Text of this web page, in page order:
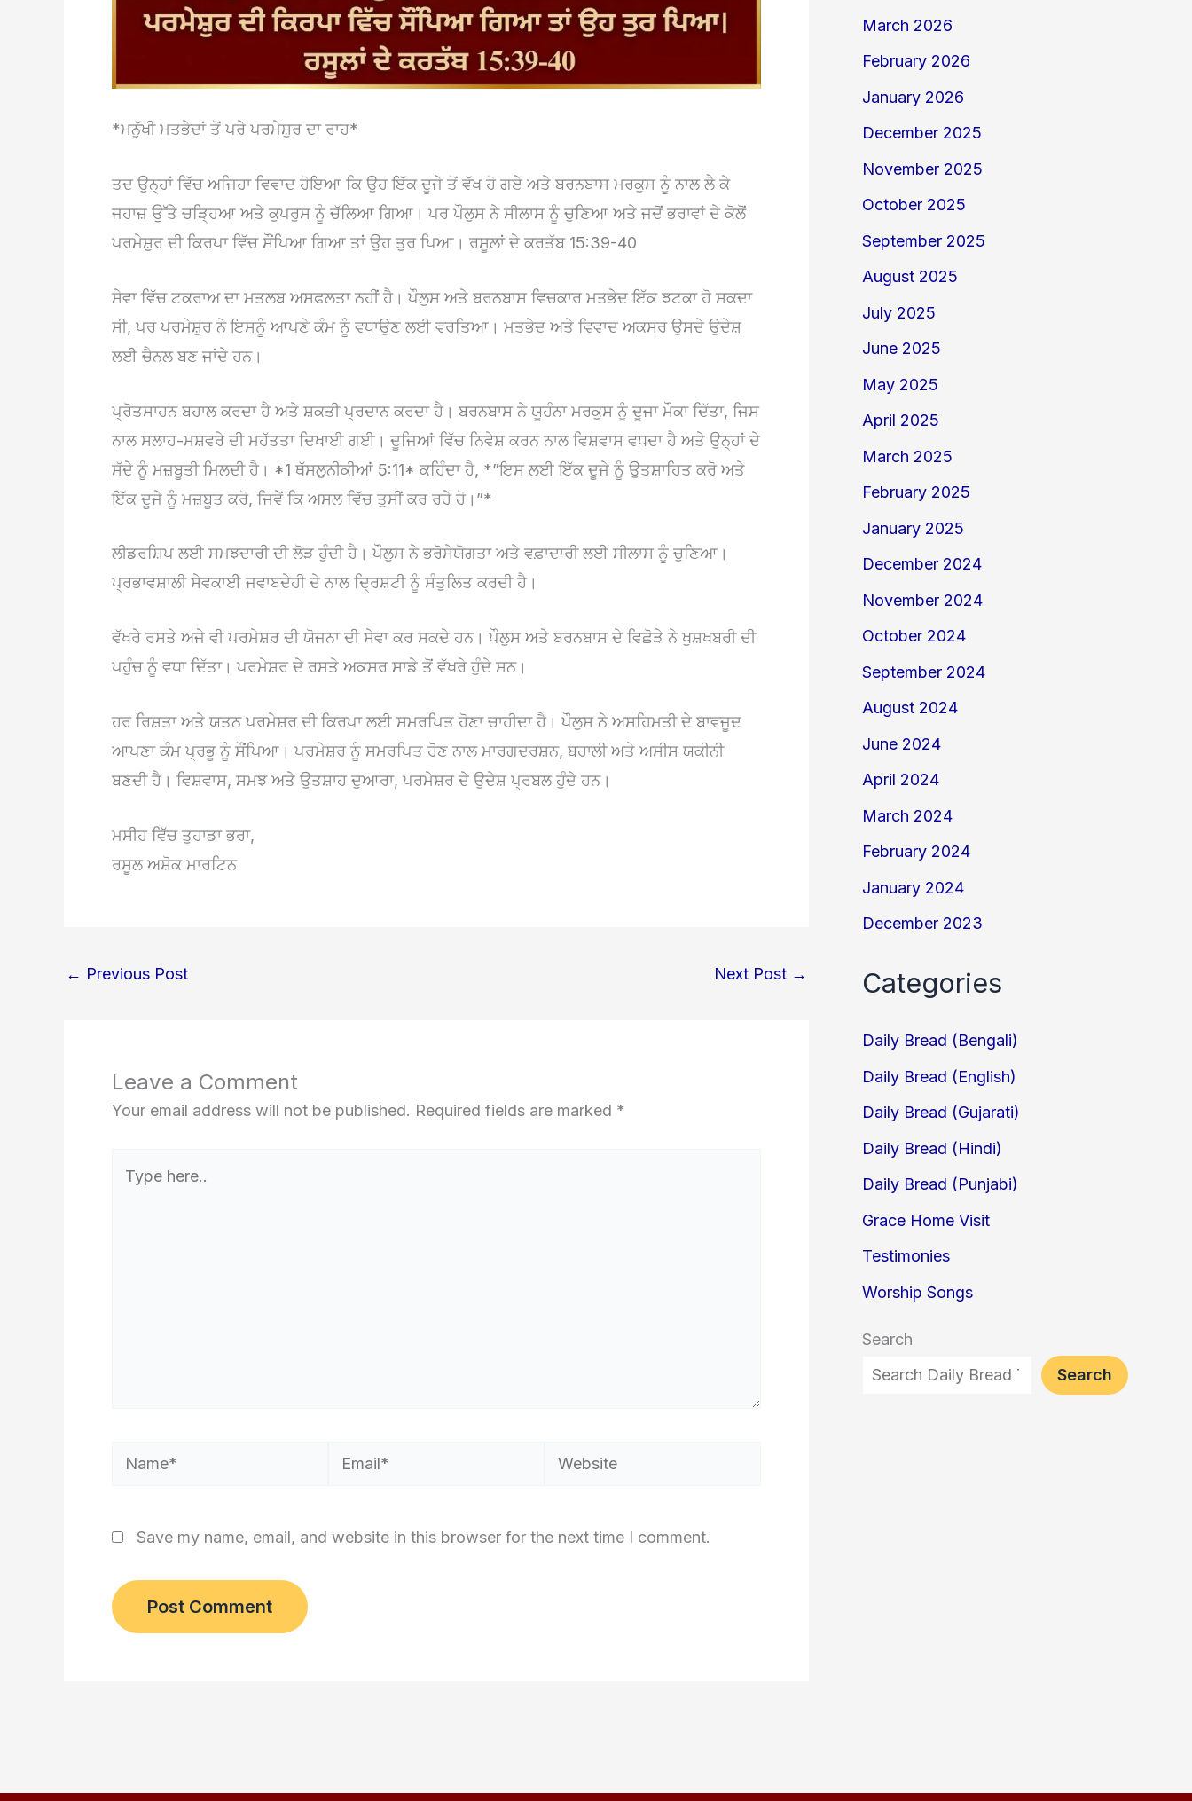
*ਮਨੁੱਖੀ ਮਤਭੇਦਾਂ ਤੋਂ ਪਰੇ ਪਰਮੇਸ਼ੁਰ ਦਾ ਰਾਹ*
ਤਦ ਉਨ੍ਹਾਂ ਵਿੱਚ ਅਜਿਹਾ ਵਿਵਾਦ ਹੋਇਆ ਕਿ ਉਹ ਇੱਕ ਦੂਜੇ ਤੋਂ ਵੱਖ ਹੋ ਗਏ ਅਤੇ ਬਰਨਬਾਸ ਮਰਕੁਸ ਨੂੰ ਨਾਲ ਲੈ ਕੇ
ਜਹਾਜ਼ ਉੱਤੇ ਚੜ੍ਹਿਆ ਅਤੇ ਕੁਪਰੁਸ ਨੂੰ ਚੱਲਿਆ ਗਿਆ। ਪਰ ਪੌਲੁਸ ਨੇ ਸੀਲਾਸ ਨੂੰ ਚੁਣਿਆ ਅਤੇ ਜਦੋਂ ਭਰਾਵਾਂ ਦੇ ਕੋਲੋਂ
ਪਰਮੇਸ਼ੁਰ ਦੀ ਕਿਰਪਾ ਵਿੱਚ ਸੌਂਪਿਆ ਗਿਆ ਤਾਂ ਉਹ ਤੁਰ ਪਿਆ। ਰਸੂਲਾਂ ਦੇ ਕਰਤੱਬ 15:39-40
ਸੇਵਾ ਵਿੱਚ ਟਕਰਾਅ ਦਾ ਮਤਲਬ ਅਸਫਲਤਾ ਨਹੀਂ ਹੈ। ਪੌਲੁਸ ਅਤੇ ਬਰਨਬਾਸ ਵਿਚਕਾਰ ਮਤਭੇਦ ਇੱਕ ਝਟਕਾ ਹੋ ਸਕਦਾ
ਸੀ, ਪਰ ਪਰਮੇਸ਼ੁਰ ਨੇ ਇਸਨੂੰ ਆਪਣੇ ਕੰਮ ਨੂੰ ਵਧਾਉਣ ਲਈ ਵਰਤਿਆ। ਮਤਭੇਦ ਅਤੇ ਵਿਵਾਦ ਅਕਸਰ ਉਸਦੇ ਉਦੇਸ਼
ਲਈ ਚੈਨਲ ਬਣ ਜਾਂਦੇ ਹਨ।
ਪ੍ਰੋਤਸਾਹਨ ਬਹਾਲ ਕਰਦਾ ਹੈ ਅਤੇ ਸ਼ਕਤੀ ਪ੍ਰਦਾਨ ਕਰਦਾ ਹੈ। ਬਰਨਬਾਸ ਨੇ ਯੂਹੰਨਾ ਮਰਕੁਸ ਨੂੰ ਦੂਜਾ ਮੌਕਾ ਦਿੱਤਾ, ਜਿਸ
ਨਾਲ ਸਲਾਹ-ਮਸ਼ਵਰੇ ਦੀ ਮਹੱਤਤਾ ਦਿਖਾਈ ਗਈ। ਦੂਜਿਆਂ ਵਿੱਚ ਨਿਵੇਸ਼ ਕਰਨ ਨਾਲ ਵਿਸ਼ਵਾਸ ਵਧਦਾ ਹੈ ਅਤੇ ਉਨ੍ਹਾਂ ਦੇ
ਸੱਦੇ ਨੂੰ ਮਜ਼ਬੂਤੀ ਮਿਲਦੀ ਹੈ। *1 ਥੱਸਲੁਨੀਕੀਆਂ 5:11* ਕਹਿੰਦਾ ਹੈ, *”ਇਸ ਲਈ ਇੱਕ ਦੂਜੇ ਨੂੰ ਉਤਸ਼ਾਹਿਤ ਕਰੋ ਅਤੇ
ਇੱਕ ਦੂਜੇ ਨੂੰ ਮਜ਼ਬੂਤ ਕਰੋ, ਜਿਵੇਂ ਕਿ ਅਸਲ ਵਿੱਚ ਤੁਸੀਂ ਕਰ ਰਹੇ ਹੋ।”*
ਲੀਡਰਸ਼ਿਪ ਲਈ ਸਮਝਦਾਰੀ ਦੀ ਲੋੜ ਹੁੰਦੀ ਹੈ। ਪੌਲੁਸ ਨੇ ਭਰੋਸੇਯੋਗਤਾ ਅਤੇ ਵਫ਼ਾਦਾਰੀ ਲਈ ਸੀਲਾਸ ਨੂੰ ਚੁਣਿਆ।
ਪ੍ਰਭਾਵਸ਼ਾਲੀ ਸੇਵਕਾਈ ਜਵਾਬਦੇਹੀ ਦੇ ਨਾਲ ਦ੍ਰਿਸ਼ਟੀ ਨੂੰ ਸੰਤੁਲਿਤ ਕਰਦੀ ਹੈ।
ਵੱਖਰੇ ਰਸਤੇ ਅਜੇ ਵੀ ਪਰਮੇਸ਼ਰ ਦੀ ਯੋਜਨਾ ਦੀ ਸੇਵਾ ਕਰ ਸਕਦੇ ਹਨ। ਪੌਲੁਸ ਅਤੇ ਬਰਨਬਾਸ ਦੇ ਵਿਛੋੜੇ ਨੇ ਖੁਸ਼ਖਬਰੀ ਦੀ
ਪਹੁੰਚ ਨੂੰ ਵਧਾ ਦਿੱਤਾ। ਪਰਮੇਸ਼ਰ ਦੇ ਰਸਤੇ ਅਕਸਰ ਸਾਡੇ ਤੋਂ ਵੱਖਰੇ ਹੁੰਦੇ ਸਨ।
ਹਰ ਰਿਸ਼ਤਾ ਅਤੇ ਯਤਨ ਪਰਮੇਸ਼ਰ ਦੀ ਕਿਰਪਾ ਲਈ ਸਮਰਪਿਤ ਹੋਣਾ ਚਾਹੀਦਾ ਹੈ। ਪੌਲੁਸ ਨੇ ਅਸਹਿਮਤੀ ਦੇ ਬਾਵਜੂਦ
ਆਪਣਾ ਕੰਮ ਪ੍ਰਭੂ ਨੂੰ ਸੌਂਪਿਆ। ਪਰਮੇਸ਼ਰ ਨੂੰ ਸਮਰਪਿਤ ਹੋਣ ਨਾਲ ਮਾਰਗਦਰਸ਼ਨ, ਬਹਾਲੀ ਅਤੇ ਅਸੀਸ ਯਕੀਨੀ
ਬਣਦੀ ਹੈ। ਵਿਸ਼ਵਾਸ, ਸਮਝ ਅਤੇ ਉਤਸ਼ਾਹ ਦੁਆਰਾ, ਪਰਮੇਸ਼ਰ ਦੇ ਉਦੇਸ਼ ਪ੍ਰਬਲ ਹੁੰਦੇ ਹਨ।
ਮਸੀਹ ਵਿੱਚ ਤੁਹਾਡਾ ਭਰਾ,
ਰਸੂਲ ਅਸ਼ੋਕ ਮਾਰਟਿਨ
← Previous Post Next Post →
Leave a Comment
Your email address will not be published. Required fields are marked *
here..
Name* Email* Website
Save my name, email, and website in this browser for the next time I comment.
March 2026
February 2026
January 2026
December 2025
November 2025
October 2025
September 2025
August 2025
July 2025
June 2025
May 2025
April 2025
March 2025
February 2025
January 2025
December 2024
November 2024
October 2024
September 2024
August 2024
June 2024
April 2024
March 2024
February 2024
January 2024
December 2023
Categories
Daily Bread (Bengali)
Daily Bread (English)
Daily Bread (Gujarati)
Daily Bread (Hindi)
Daily Bread (Punjabi)
Grace Home Visit
Testimonies
Worship Songs
Search
Search